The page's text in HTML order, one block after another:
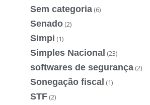
Sem categoria (6)
Senado (2)
Simpi (1)
Simples Nacional (23)
softwares de segurança (2)
Sonegação fiscal (1)
STF (2)